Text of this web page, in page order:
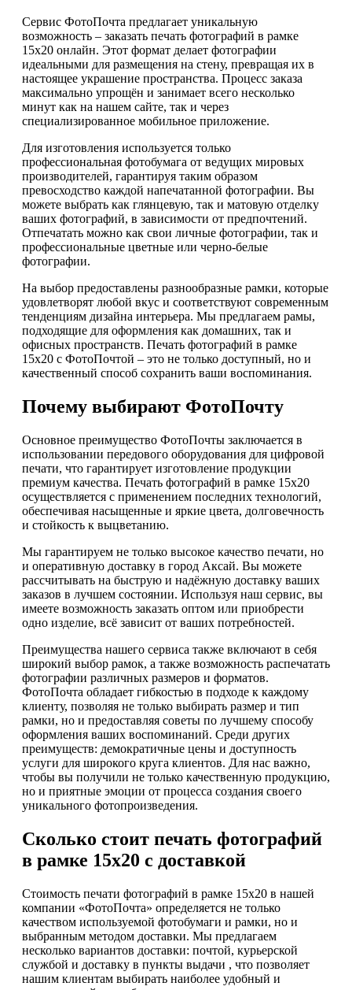
Сервис ФотоПочта предлагает уникальную
возможность – заказать печать фотографий в рамке
15х20 онлайн. Этот формат делает фотографии
идеальными для размещения на стену, превращая их в
настоящее украшение пространства. Процесс заказа
максимально упрощён и занимает всего несколько
минут как на нашем сайте, так и через
специализированное мобильное приложение.
Для изготовления используется только
профессиональная фотобумага от ведущих мировых
производителей, гарантируя таким образом
превосходство каждой напечатанной фотографии. Вы
можете выбрать как глянцевую, так и матовую отделку
ваших фотографий, в зависимости от предпочтений.
Отпечатать можно как свои личные фотографии, так и
профессиональные цветные или черно-белые
фотографии.
На выбор предоставлены разнообразные рамки, которые
удовлетворят любой вкус и соответствуют современным
тенденциям дизайна интерьера. Мы предлагаем рамы,
подходящие для оформления как домашних, так и
офисных пространств. Печать фотографий в рамке
15х20 с ФотоПочтой – это не только доступный, но и
качественный способ сохранить ваши воспоминания.
Почему выбирают ФотоПочту
Основное преимущество ФотоПочты заключается в
использовании передового оборудования для цифровой
печати, что гарантирует изготовление продукции
премиум качества. Печать фотографий в рамке 15х20
осуществляется с применением последних технологий,
обеспечивая насыщенные и яркие цвета, долговечность
и стойкость к выцветанию.
Мы гарантируем не только высокое качество печати, но
и оперативную доставку в город Аксай. Вы можете
рассчитывать на быструю и надёжную доставку ваших
заказов в лучшем состоянии. Используя наш сервис, вы
имеете возможность заказать оптом или приобрести
одно изделие, всё зависит от ваших потребностей.
Преимущества нашего сервиса также включают в себя
широкий выбор рамок, а также возможность распечатать
фотографии различных размеров и форматов.
ФотоПочта обладает гибкостью в подходе к каждому
клиенту, позволяя не только выбирать размер и тип
рамки, но и предоставляя советы по лучшему способу
оформления ваших воспоминаний. Среди других
преимуществ: демократичные цены и доступность
услуги для широкого круга клиентов. Для нас важно,
чтобы вы получили не только качественную продукцию,
но и приятные эмоции от процесса создания своего
уникального фотопроизведения.
Сколько стоит печать фотографий
в рамке 15х20 с доставкой
Стоимость печати фотографий в рамке 15х20 в нашей
компании «ФотоПочта» определяется не только
качеством используемой фотобумаги и рамки, но и
выбранным методом доставки. Мы предлагаем
несколько вариантов доставки: почтой, курьерской
службой и доставку в пункты выдачи , что позволяет
нашим клиентам выбирать наиболее удобный и